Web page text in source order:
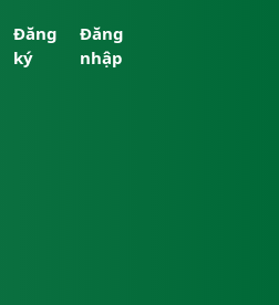
Đăng
ký
Đăng
nhập